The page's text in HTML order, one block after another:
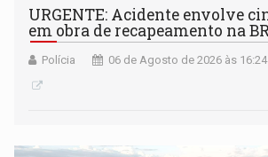
URGENTE: Acidente envolve
em obra de recapeamento na
Polícia 06 de Agosto de 2026 às 16:24